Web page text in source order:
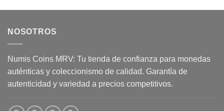
NOSOTROS
Numis Coins MRV: Tu tienda de confianza para monedas
auténticas y coleccionismo de calidad. Garantía de
autenticidad y variedad a precios competitivos.